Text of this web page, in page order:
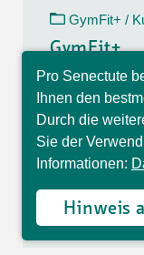
GymFit+ /
GymFit+
10.08.26 -
Montag
09:30 -
CHF 170.00
17 Lektionen
Pro Senectute
Ihnen den
Durch die
Sie der
Informationen:
Hinweis